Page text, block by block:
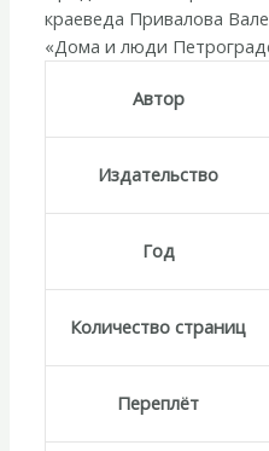
краеведа Привалова
«Дома и люди
Автор
Издательство
Год
Количество страниц
Переплёт